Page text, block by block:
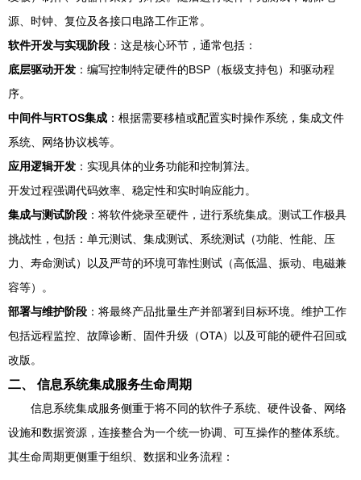
源、时钟、复位及各接口电路工作正常。
软件开发与实现阶段 ：这是核心环节，通常包括：
底层驱动开发 ：编写控制特定硬件的BSP（板级支持包）和驱动程
序。
中间件与RTOS集成 ：根据需要移植或配置实时操作系统，集成文件
系统、网络协议栈等。
应用逻辑开发 ：实现具体的业务功能和控制算法。
开发过程强调代码效率、稳定性和实时响应能力。
集成与测试阶段 ：将软件烧录至硬件，进行系统集成。测试工作极具
挑战性，包括：单元测试、集成测试、系统测试（功能、性能、压
力、寿命测试）以及严苛的环境可靠性测试（高低温、振动、电磁兼
容等）。
部署与维护阶段 ：将最终产品批量生产并部署到目标环境。维护工作
包括远程监控、故障诊断、固件升级（OTA）以及可能的硬件召回或
改版。
二、 信息系统集成服务生命周期
信息系统集成服务侧重于将不同的软件子系统、硬件设备、网络
设施和数据资源，连接整合为一个统一协调、可互操作的整体系统。
其生命周期更侧重于组织、数据和业务流程：